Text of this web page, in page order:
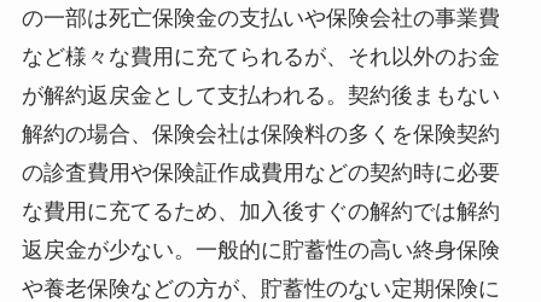
の一部は死亡保険金の支払いや保険会社の事業費
など様々な費用に充てられるが、それ以外のお金
が解約返戻金として支払われる。契約後まもない
解約の場合、保険会社は保険料の多くを保険契約
の診査費用や保険証作成費用などの契約時に必要
な費用に充てるため、加入後すぐの解約では解約
返戻金が少ない。一般的に貯蓄性の高い終身保険
や養老保険などの方が、貯蓄性のない定期保険に